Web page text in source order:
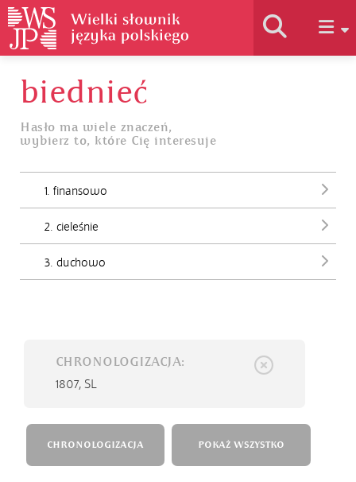
Historia słownika
Jak korzystać
biednieć
Hasło ma wiele znaczeń,
wybierz to, które Cię interesuje
1. finansowo
2. cieleśnie
3. duchowo
CHRONOLOGIZACJA:
1807, SL
CHRONOLOGIZACJA POKAŻ WSZYSTKO